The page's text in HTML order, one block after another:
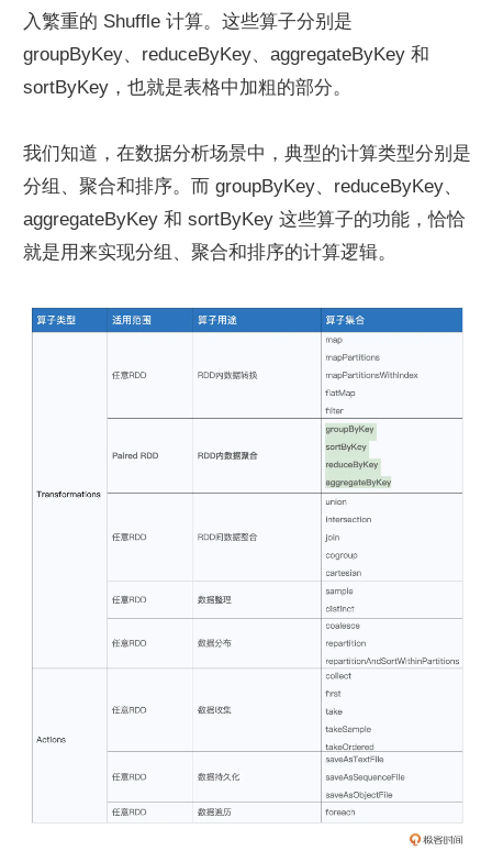
入繁重的 Shuffle 计算。这些算子分别是
groupByKey、reduceByKey、aggregateByKey 和
sortByKey，也就是表格中加粗的部分。
我们知道，在数据分析场景中，典型的计算类型分别是
分组、聚合和排序。而 groupByKey、reduceByKey、
aggregateByKey 和 sortByKey 这些算子的功能，恰恰
就是用来实现分组、聚合和排序的计算逻辑。